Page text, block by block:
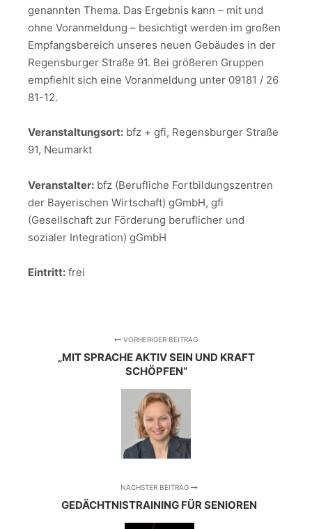
genannten Thema. Das Ergebnis kann – mit und
ohne Voranmeldung – besichtigt werden im großen
Empfangsbereich unseres neuen Gebäudes in der
Regensburger Straße 91. Bei größeren Gruppen
empfiehlt sich eine Voranmeldung unter 09181 / 26
81-12.
Veranstaltungsort: bfz + gfi, Regensburger Straße
91, Neumarkt
Veranstalter: bfz (Berufliche Fortbildungszentren
der Bayerischen Wirtschaft) gGmbH, gfi
(Gesellschaft zur Förderung beruflicher und
sozialer Integration) gGmbH
Eintritt: frei
VORHERIGER BEITRAG
„MIT SPRACHE AKTIV SEIN UND KRAFT
SCHÖPFEN“
NÄCHSTER BEITRAG
GEDÄCHTNISTRAINING FÜR SENIOREN